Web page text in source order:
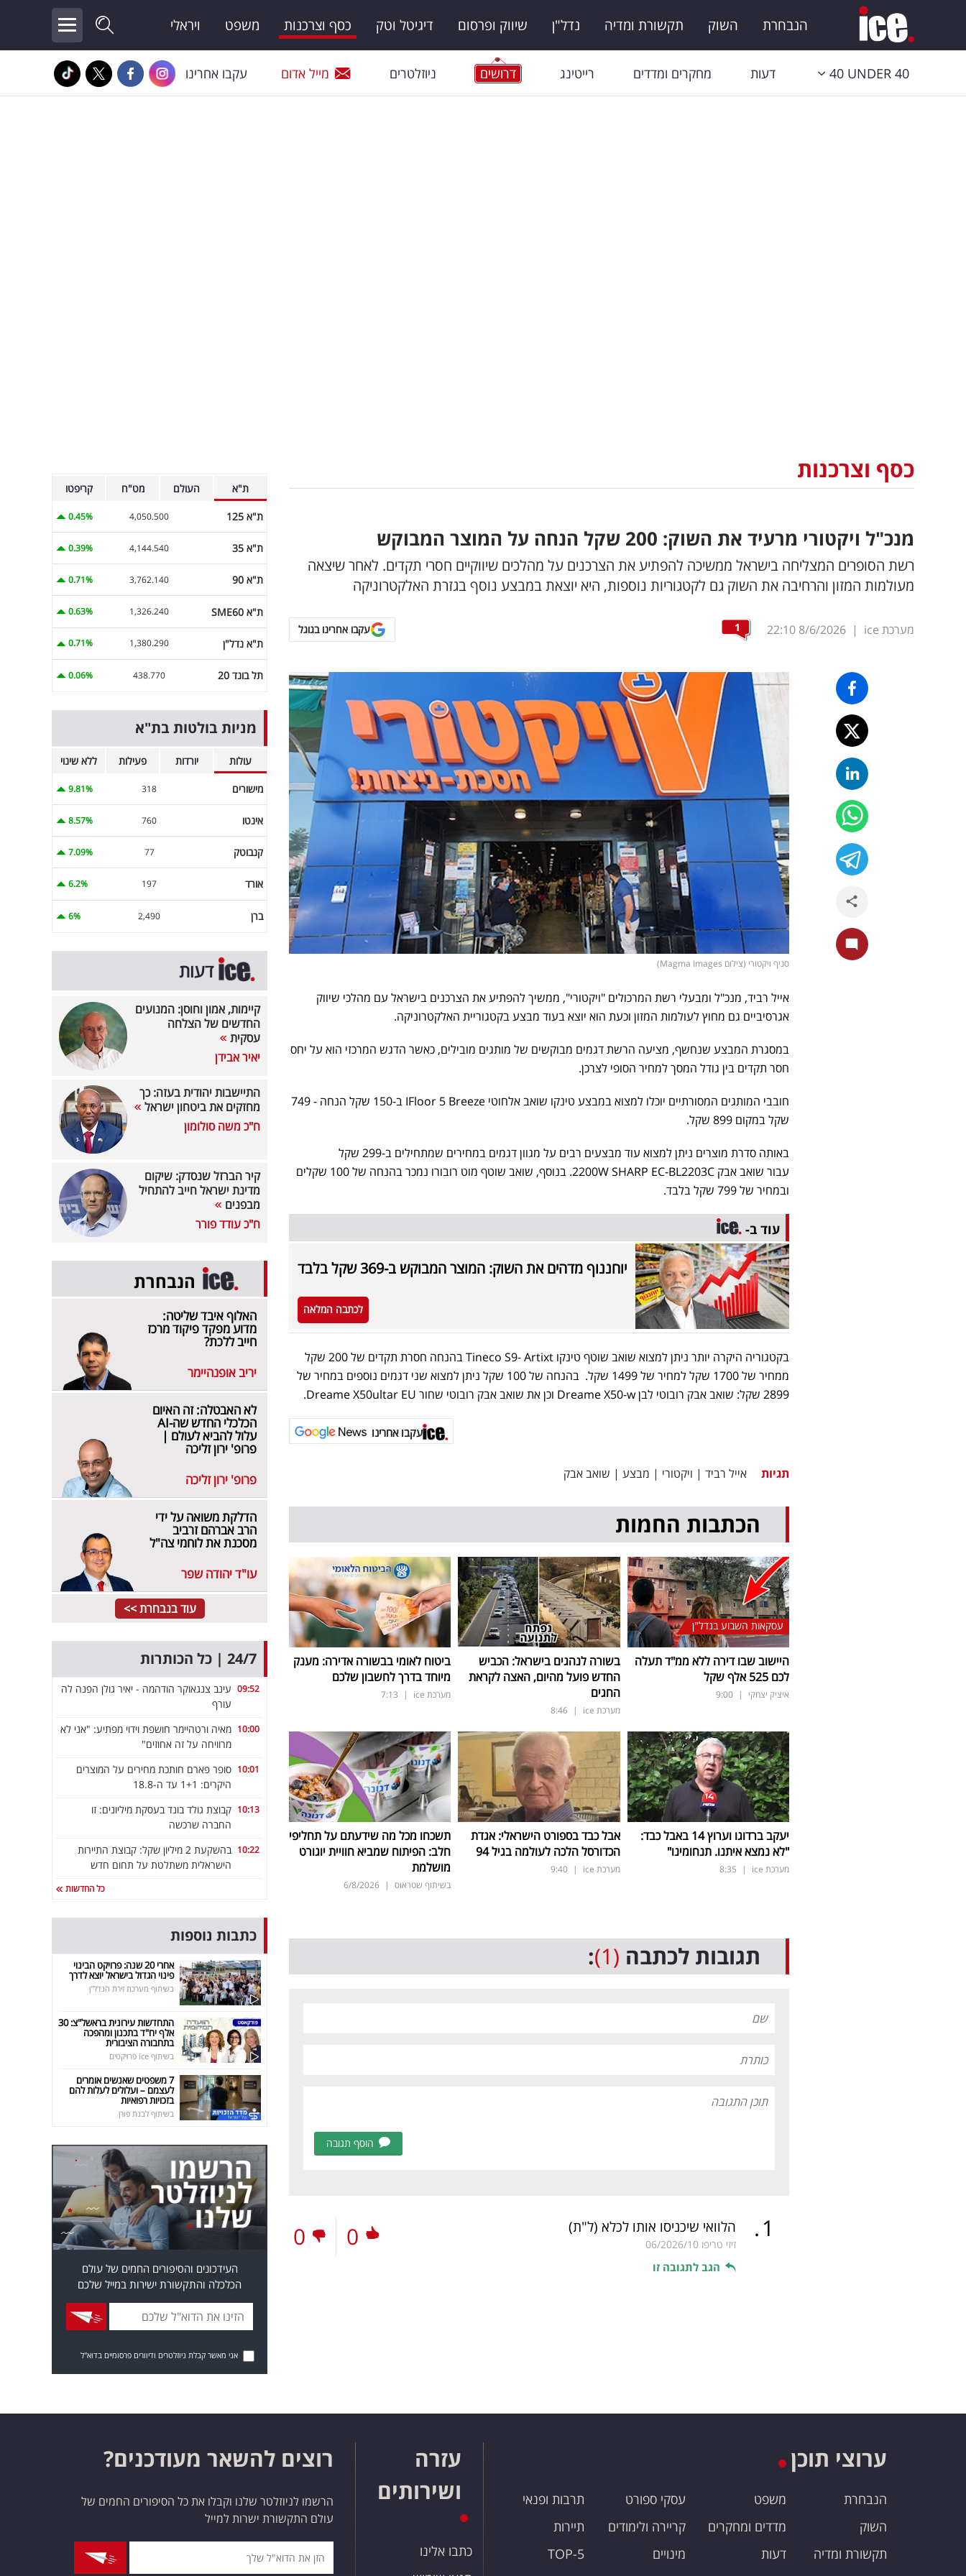
הנבחרת השוק תקשורת ומדיה נדל"ן שיווק ופרסום דיגיטל וטק כסף וצרכנות משפט ויראלי
40 UNDER 40 דעות מחקרים ומדדים רייטינג דרושים ניוזלטרים מייל אדום עקבו אחרינו
כסף וצרכנות
מנכ"ל ויקטורי מרעיד את השוק: 200 שקל הנחה על המוצר המבוקש
רשת הסופרים המצליחה בישראל ממשיכה להפתיע את הצרכנים על מהלכים שיווקיים חסרי תקדים. לאחר שיצאה
מעולמות המזון והרחיבה את השוק גם לקטגוריות נוספות, היא יוצאת במבצע נוסף בגזרת האלקטרוניקה
מערכת ice |
8/6/2026
22:10
1 עקבו אחרינו בגוגל
סניף ויקטורי (צילום Magma Images)
אייל רביד, מנכ"ל ומבעלי רשת המרכולים "ויקטורי", ממשיך להפתיע את הצרכנים בישראל עם מהלכי שיווק
אגרסיביים גם מחוץ לעולמות המזון וכעת הוא יוצא בעוד מבצע בקטגוריית האלקטרוניקה.
במסגרת המבצע שנחשף, מציעה הרשת דגמים מבוקשים של מותגים מובילים, כאשר הדגש המרכזי הוא על יחס
חסר תקדים בין גודל המסך למחיר הסופי לצרכן.
חובבי המותגים המסורתיים יוכלו למצוא במבצע טינקו שואב אלחוטי IFloor 5 Breeze ב-150 שקל הנחה - 749
שקל במקום 899 שקל.
באותה סדרת מוצרים ניתן למצוא עוד מבצעים רבים על מגוון דגמים במחירים שמתחילים ב-299 שקל
עבור שואב אבק 2200W SHARP EC-BL2203C. בנוסף, שואב שוטף מוט רובורו נמכר בהנחה של 100 שקלים
ובמחיר של 799 שקל בלבד.
עוד ב-
יוחננוף מדהים את השוק: המוצר המבוקש ב-369 שקל בלבד
לכתבה המלאה
בקטגוריה היקרה יותר ניתן למצוא שואב שוטף טינקו Tineco S9- Artixt בהנחה חסרת תקדים של 200 שקל
ממחיר של 1700 שקל למחיר של 1499 שקל. בהנחה של 100 שקל ניתן למצוא שני דגמים נוספים במחיר של
2899 שקל: שואב אבק רובוטי לבן Dreame X50-w וכן את שואב אבק רובוטי שחור Dreame X50ultar EU.
עקבו אחרינו
תגיות אייל רביד | ויקטורי | מבצע | שואב אבק
הכתבות החמות
עסקאות השבוע בנדל"ן
היישוב שבו דירה ללא ממ"ד תעלה
לכם 525 אלף שקל
איציק יצחקי |
9:00
בשורה לנהגים בישראל: הכביש
החדש פועל מהיום, האצה לקראת
החגים
מערכת ice |
8:46
ביטוח לאומי בבשורה אדירה: מענק
מיוחד בדרך לחשבון שלכם
מערכת ice |
7:13
יעקב ברדוגו וערוץ 14 באבל כבד:
"לא נמצא איתנו. תנחומינו"
מערכת ice |
8:35
אבל כבד בספורט הישראלי: אגדת
הכדורסל הלכה לעולמה בגיל 94
מערכת ice |
9:40
תשכחו מכל מה שידעתם על תחליפי
חלב: הפיתוח שמביא חוויית יוגורט
מושלמת
בשיתוף שטראוס |
6/8/2026
תגובות לכתבה (1)
:
הוסף תגובה
1
. הלוואי שיכניסו אותו לכלא (ל"ת)
זיזי טריפו 06/2026/10
הגב לתגובה זו
0
0
ת"א העולם מט"ח קריפטו
ת"א 125 4,050.500
0.45%
ת"א 35 4,144.540
0.39%
ת"א 90 3,762.140
0.71%
ת"א SME60 1,326.240
0.63%
ת"א נדל"ן 1,380.290
0.71%
תל בונד 20 438.770
0.06%
מניות בולטות בת"א
עולות יורדות פעילות ללא שינוי
מישורים 318
9.81%
אינטו 760
8.57%
קנבוטק 77
7.09%
אורד 197
6.2%
ברן 2,490
6%
דעות
קיימות, אמון וחוסן: המנועים
החדשים של הצלחה
עסקית
יאיר אבידן
התיישבות יהודית בעזה: כך
מחזקים את ביטחון ישראל
ח"כ משה סולומון
קיר הברזל שנסדק: שיקום
מדינת ישראל חייב להתחיל
מבפנים
ח"כ עודד פורר
הנבחרת
האלוף איבד שליטה:
מדוע מפקד פיקוד מרכז
חייב ללכת?
יריב אופנהיימר
לא האבטלה: זה האיום
הכלכלי החדש שה-AI
עלול להביא לעולם |
פרופ' ירון זליכה
פרופ' ירון זליכה
הדלקת משואה על ידי
הרב אברהם זרביב
מסכנת את לוחמי צה"ל
עו"ד יהודה שפר
עוד בנבחרת >>
24/7 | כל הכותרות
09:52 עינב צנגאוקר הודהמה - יאיר גולן הפנה לה
עורף
10:00 מאיה ורטהיימר חושפת וידוי מפתיע: "אני לא
מרוויחה על זה אחוזים"
10:01 סופר פארם חותכת מחירים על המוצרים
היקרים: 1+1 עד ה-18.8
10:13 קבוצת גולד בונד בעסקת מיליונים: זו
החברה שרכשה
10:22
בהשקעת 2 מיליון שקל: קבוצת התיירות
הישראלית משתלטת על תחום חדש
כל החדשות
כתבות נוספות
אחרי 20 שנה: פרויקט הבינוי
פינוי הגדול בישראל יוצא לדרך
בשיתוף מערכת זירת הנדל"ן
התחדשות עירונית בראשל"צ: 30
אלף יח"ד בתכנון ומהפכה
בתחבורה הציבורית
בשיתוף ice פרויקטים
7 משפטים שאנשים אומרים
לעצמם – ועלולים לעלות להם
בזכויות רפואיות
בשיתוף לבנת פורן
העידכונים והסיפורים החמים של עולם
הכלכלה והתקשורת ישירות במייל שלכם
אני מאשר קבלת ניוזלטרים ודיוורים פרסומיים בדוא"ל
ערוצי תוכן
הנבחרת
השוק
תקשורת ומדיה
משפט
מדדים ומחקרים
דעות
עסקי ספורט
קריירה ולימודים
מינויים
תרבות ופנאי
תיירות
TOP-5
עזרה
ושירותים
כתבו אלינו
רוצים להשאר מעודכנים?
הרשמו לניוזלטר שלנו וקבלו את כל הסיפורים החמים של
עולם התקשורת ישרות למייל